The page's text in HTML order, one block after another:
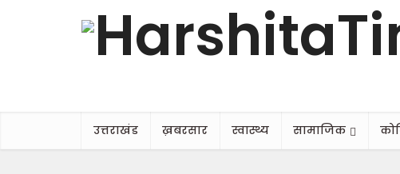
उत्तराखंड ख़बरसार स्वास्थ्य सामाजिक